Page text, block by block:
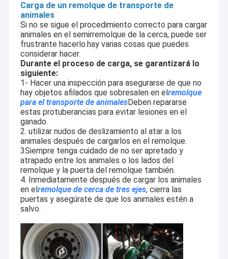
Carga de un remolque de transporte de
animales
Si no se sigue el procedimiento correcto para cargar
animales en el semirremolque de la cerca, puede ser
frustrante hacerlo.hay varias cosas que puedes
considerar hacer.
Durante el proceso de carga, se garantizará lo
siguiente:
1- Hacer una inspección para asegurarse de que no
hay objetos afilados que sobresalen en el remolque
para el transporte de animalesDeben repararse
estas protuberancias para evitar lesiones en el
ganado.
2. utilizar nudos de deslizamiento al atar a los
animales después de cargarlos en el remolque.
3Siempre tenga cuidado de no ser apretado y
atrapado entre los animales o los lados del
remolque y la puerta del remolque también.
4. Inmediatamente después de cargar los animales
en el remolque de cerca de tres ejes, cierra las
puertas y asegúrate de que los animales estén a
salvo.